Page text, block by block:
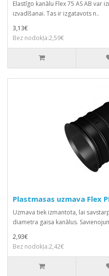
Elastīgo kanālu Flex 75 AS AB var
izvadīšanai. Tas ir izgatavots n..
3,13€
Bez nodokļa:2,59€
Plastmasas uzmava Flex
Uzmava tiek izmantota, lai
diametra gaisa kanālus.
2,93€
Bez nodokļa:2,42€